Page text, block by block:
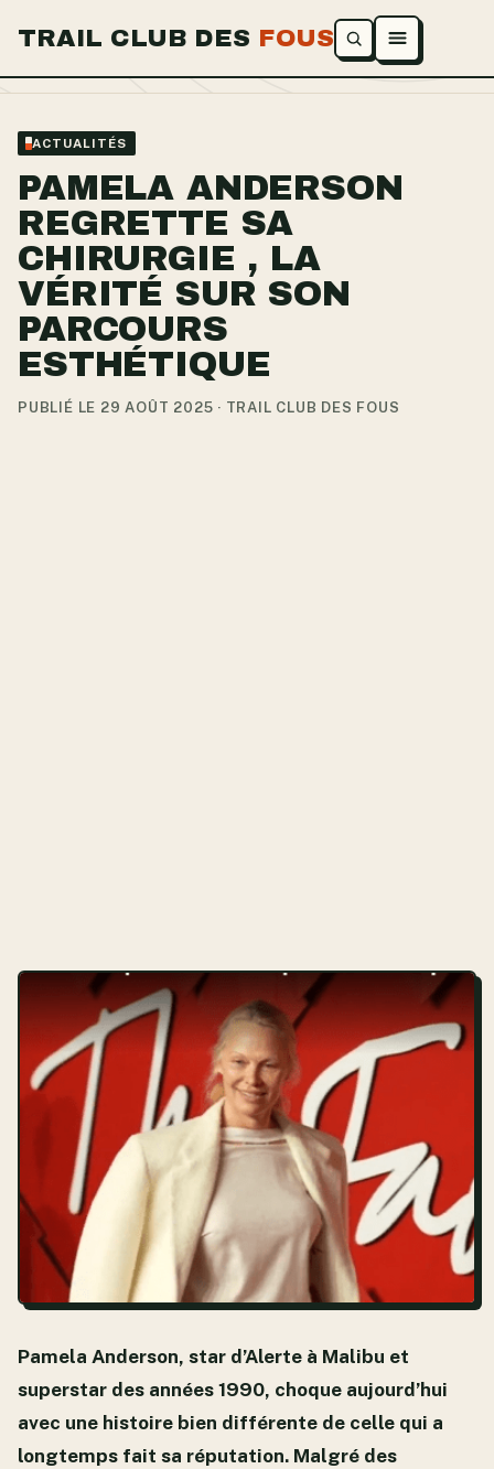
TRAIL CLUB DES FOUS Ouvrir le menu
ACTUALITÉS
PAMELA ANDERSON
REGRETTE SA
CHIRURGIE , LA
VÉRITÉ SUR SON
PARCOURS
ESTHÉTIQUE
PUBLIÉ LE 29 AOÛT 2025 · TRAIL CLUB DES FOUS
Pamela Anderson, star d’Alerte à Malibu et
superstar des années 1990, choque aujourd’hui
avec une histoire bien différente de celle qui a
longtemps fait sa réputation. Malgré des